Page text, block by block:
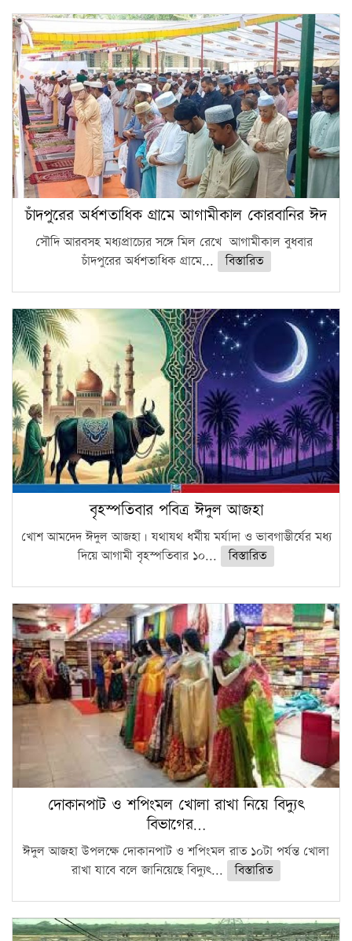
চাঁদপুরের অর্ধশতাধিক গ্রামে আগামীকাল কোরবানির ঈদ
সৌদি আরবসহ মধ্যপ্রাচ্যের সঙ্গে মিল রেখে আগামীকাল বুধবার
চাঁদপুরের অর্ধশতাধিক গ্রামে...
বিস্তারিত
বৃহস্পতিবার পবিত্র ঈদুল আজহা
খোশ আমদেদ ঈদুল আজহা। যথাযথ ধর্মীয় মর্যাদা ও ভাবগাম্ভীর্যের মধ্য
দিয়ে আগামী বৃহস্পতিবার ১০...
বিস্তারিত
দোকানপাট ও শপিংমল খোলা রাখা নিয়ে বিদ্যুৎ
বিভাগের…
ঈদুল আজহা উপলক্ষে দোকানপাট ও শপিংমল রাত ১০টা পর্যন্ত খোলা
রাখা যাবে বলে জানিয়েছে বিদ্যুৎ...
বিস্তারিত